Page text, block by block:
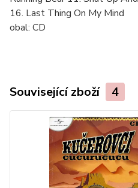
16. Last Thing On My Mind
obal: CD
Související zboží 4